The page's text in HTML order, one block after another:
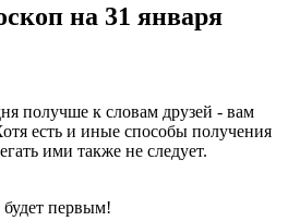
на 31 января
получше к словам друзей - вам
есть и иные способы получения
ими также не следует.
первым!
корнем,